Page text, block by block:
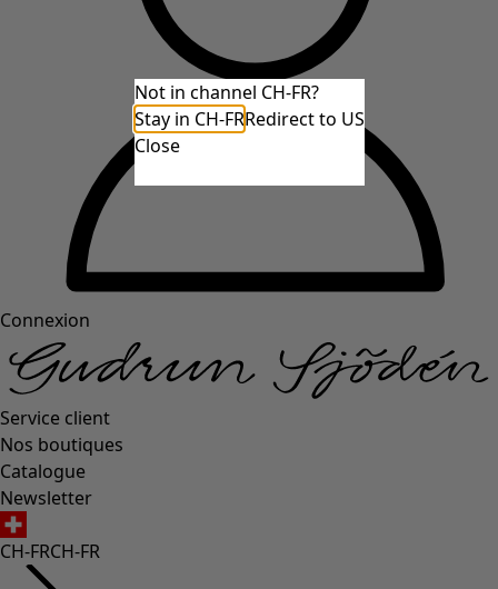
Connexion
Service client
Nos boutiques
Catalogue
Newsletter
CH-FRCH-FR
Not in channel CH-FR?
Stay in CH-FRRedirect to US
Close